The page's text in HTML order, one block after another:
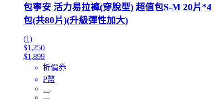
包寧安 活力易拉褲(穿脫型) 超值包S-M 20片*4
包(共80片)(升級彈性加大)
(1)
$1,250
$1,899
折價券
P幣